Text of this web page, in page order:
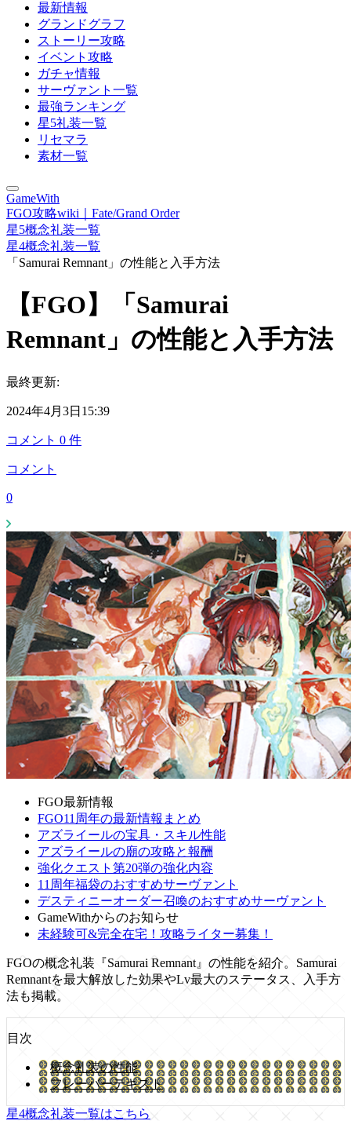
最新情報
グランドグラフ
ストーリー攻略
イベント攻略
ガチャ情報
サーヴァント一覧
最強ランキング
星5礼装一覧
リセマラ
素材一覧
GameWith
FGO攻略wiki｜Fate/Grand Order
星5概念礼装一覧
星4概念礼装一覧
「Samurai Remnant」の性能と入手方法
【FGO】「Samurai
Remnant」の性能と入手方法
最終更新:
2024年4月3日15:39
コメント 0 件
コメント
0
FGO最新情報
FGO11周年の最新情報まとめ
アズライールの宝具・スキル性能
アズライールの廟の攻略と報酬
強化クエスト第20弾の強化内容
11周年福袋のおすすめサーヴァント
デスティニーオーダー召喚のおすすめサーヴァント
GameWithからのお知らせ
未経験可&完全在宅！攻略ライター募集！
FGOの概念礼装『Samurai Remnant』の性能を紹介。Samurai
Remnantを最大解放した効果やLv最大のステータス、入手方
法も掲載。
目次
概念礼装の性能
フレーバーテキスト
星4概念礼装一覧はこちら